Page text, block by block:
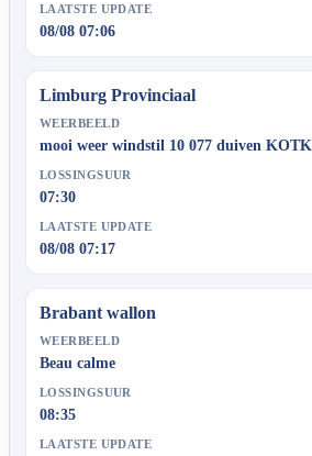
LAATSTE UPDATE
08/08 07:06
Limburg Provinciaal
WEERBEELD
mooi weer windstil 10 077 duiven KOTK
LOSSINGSUUR
07:30
LAATSTE UPDATE
08/08 07:17
Brabant wallon
WEERBEELD
Beau calme
LOSSINGSUUR
08:35
LAATSTE UPDATE